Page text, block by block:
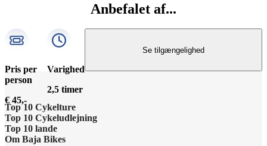
Anbefalet af...
Pris per
person
€ 45,-
Varighed
2,5 timer
Se tilgængelighed
Top 10 Cykelture
Cykeltur i Barcelona: højdepunkterne
Top 10 Cykeludlejning
Barcelona Cykeludlejning
Top 10 lande
Om Baja Bikes